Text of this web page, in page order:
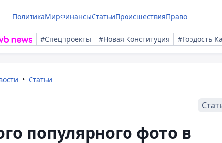
ПолитикаМирФинансыСтатьиПроисшествияПраво
#Спецпроекты #Новая Конституция #Гордость
Статьи
популярного фото в